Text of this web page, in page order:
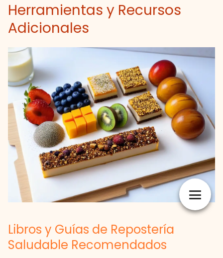
Herramientas y Recursos
Adicionales
Libros y Guías de Repostería
Saludable Recomendados